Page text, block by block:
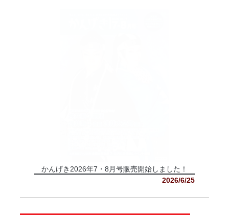
かんげき2026年7・8月号販売開始しました！
2026/6/25